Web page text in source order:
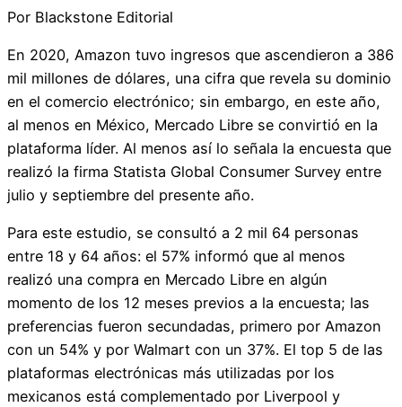
Por Blackstone Editorial
En 2020, Amazon tuvo ingresos que ascendieron a 386
mil millones de dólares, una cifra que revela su dominio
en el comercio electrónico; sin embargo, en este año,
al menos en México, Mercado Libre se convirtió en la
plataforma líder. Al menos así lo señala la encuesta que
realizó la firma Statista Global Consumer Survey entre
julio y septiembre del presente año.
Para este estudio, se consultó a 2 mil 64 personas
entre 18 y 64 años: el 57% informó que al menos
realizó una compra en Mercado Libre en algún
momento de los 12 meses previos a la encuesta; las
preferencias fueron secundadas, primero por Amazon
con un 54% y por Walmart con un 37%. El top 5 de las
plataformas electrónicas más utilizadas por los
mexicanos está complementado por Liverpool y